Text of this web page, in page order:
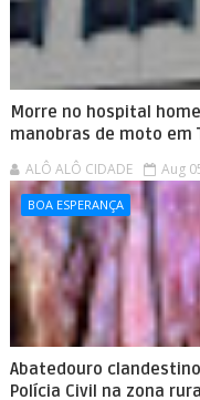
Morre no hospital
manobras de moto em
ALÔ ALÔ CIDADE Aug
BOA ESPERANÇA
Abatedouro
Polícia Civil na zona